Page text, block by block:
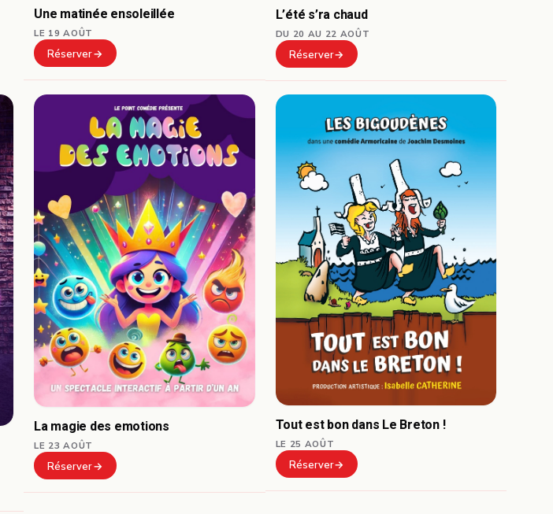
Une matinée ensoleillée
LE 19 AOÛT
Réserver
L’été s’ra chaud
DU 20 AU 22 AOÛT
Réserver
La magie des emotions
LE 23 AOÛT
Réserver
Tout est bon dans Le Breton !
LE 25 AOÛT
Réserver